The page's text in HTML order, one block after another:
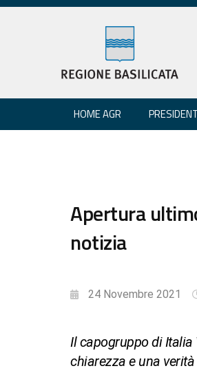
HOME AGR
Apertura
notizia
24 Novembre 2021
Il capogruppo di Italia
chiarezza e una